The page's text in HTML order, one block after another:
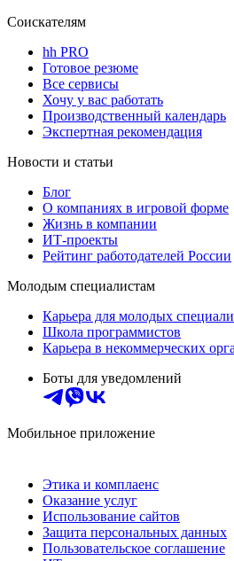
Соискателям
hh PRO
Готовое резюме
Все сервисы
Хочу у вас работать
Производственный календарь
Экспертная рекомендация
Новости и статьи
Блог
О компаниях в игровой форме
Жизнь в компании
ИТ-проекты
Рейтинг работодателей России
Молодым специалистам
Карьера для молодых
Школа программистов
Карьера в некоммерческих
Боты для уведомлений
Мобильное приложение
Этика и комплаенс
Оказание услуг
Использование сайтов
Защита персональных данных
Пользовательское соглашение